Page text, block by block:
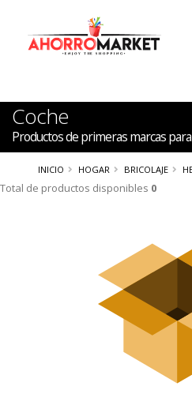
Coche
Productos de primeras marcas
INICIO HOGAR BRICOLAJE
Total de productos disponibles 0